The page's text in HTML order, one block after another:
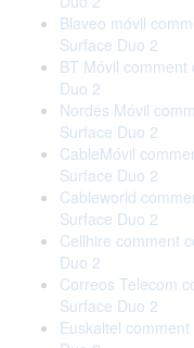
Blaveo móvil
Surface Duo 2
BT Móvil
Duo 2
Nordés Móvil
Surface Duo 2
CableMóvil
Surface Duo 2
Cableworld
Surface Duo 2
Cellhire comment
Duo 2
Correos Telecom
Surface Duo 2
Euskaltel